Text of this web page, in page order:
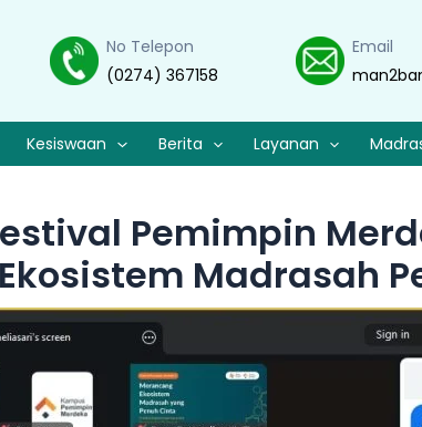
No Telepon
(0274) 367158
Email
Kesiswaan Berita Layanan
Pemimpin
Madrasah